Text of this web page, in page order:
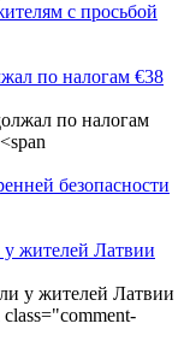
с просьбой
по налогам €38
безопасности
жителей Латвии